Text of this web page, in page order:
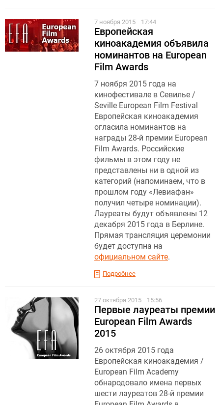
7 ноября 2015 17:44
Европейская
киноакадемия объявила
номинантов на European
Film Awards
7 ноября 2015 года на
кинофестивале в Севилье /
Seville European Film Festival
Европейская киноакадемия
огласила номинантов на
награды 28-й премии European
Film Awards. Российские
фильмы в этом году не
представлены ни в одной из
категорий (напоминаем, что в
прошлом году «Левиафан»
получил четыре номинации).
Лауреаты будут объявлены 12
декабря 2015 года в Берлине.
Прямая трансляция церемонии
будет доступна на
официальном сайте.
Подробнее
27 октября 2015 15:56
Первые лауреаты премии
European Film Awards
2015
26 октября 2015 года
Европейская киноакадемия /
European Film Academy
обнародовало имена первых
шести лауреатов 28-й премии